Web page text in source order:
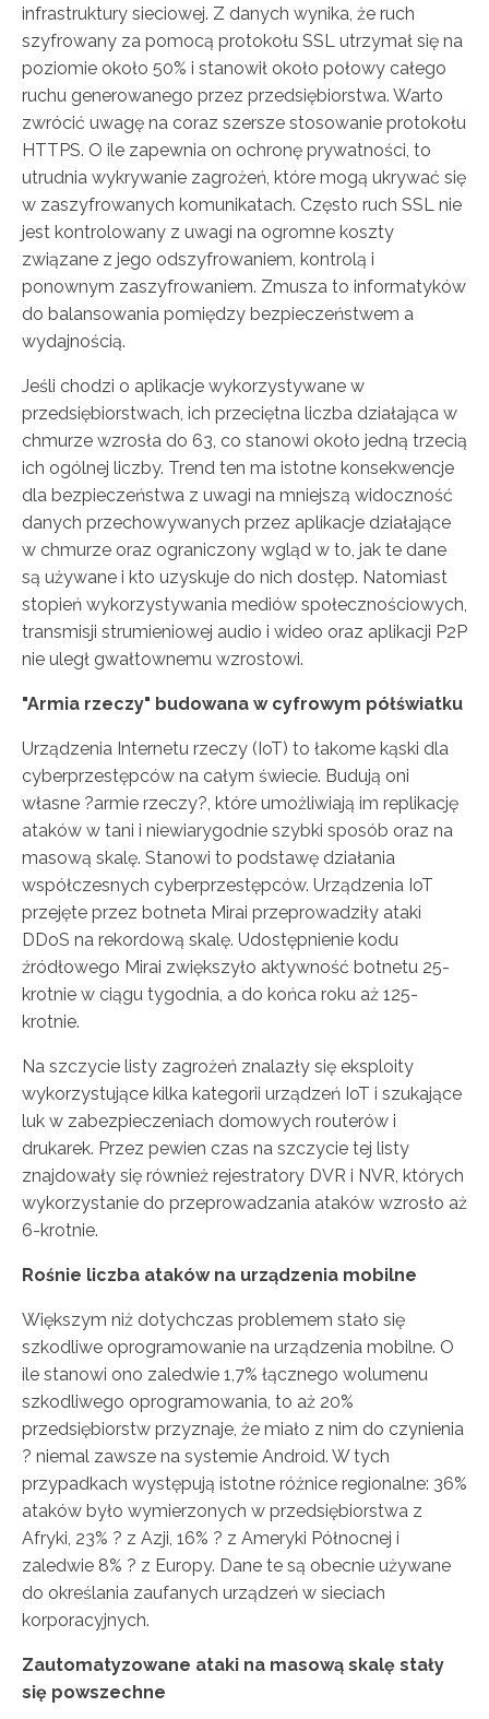
infrastruktury sieciowej. Z danych wynika, że ruch
szyfrowany za pomocą protokołu SSL utrzymał się na
poziomie około 50% i stanowił około połowy całego
ruchu generowanego przez przedsiębiorstwa. Warto
zwrócić uwagę na coraz szersze stosowanie protokołu
HTTPS. O ile zapewnia on ochronę prywatności, to
utrudnia wykrywanie zagrożeń, które mogą ukrywać się
w zaszyfrowanych komunikatach. Często ruch SSL nie
jest kontrolowany z uwagi na ogromne koszty
związane z jego odszyfrowaniem, kontrolą i
ponownym zaszyfrowaniem. Zmusza to informatyków
do balansowania pomiędzy bezpieczeństwem a
wydajnością.
Jeśli chodzi o aplikacje wykorzystywane w
przedsiębiorstwach, ich przeciętna liczba działająca w
chmurze wzrosła do 63, co stanowi około jedną trzecią
ich ogólnej liczby. Trend ten ma istotne konsekwencje
dla bezpieczeństwa z uwagi na mniejszą widoczność
danych przechowywanych przez aplikacje działające
w chmurze oraz ograniczony wgląd w to, jak te dane
są używane i kto uzyskuje do nich dostęp. Natomiast
stopień wykorzystywania mediów społecznościowych,
transmisji strumieniowej audio i wideo oraz aplikacji P2P
nie uległ gwałtownemu wzrostowi.
"Armia rzeczy" budowana w cyfrowym półświatku
Urządzenia Internetu rzeczy (IoT) to łakome kąski dla
cyberprzestępców na całym świecie. Budują oni
własne ?armie rzeczy?, które umożliwiają im replikację
ataków w tani i niewiarygodnie szybki sposób oraz na
masową skalę. Stanowi to podstawę działania
współczesnych cyberprzestępców. Urządzenia IoT
przejęte przez botneta Mirai przeprowadziły ataki
DDoS na rekordową skalę. Udostępnienie kodu
źródłowego Mirai zwiększyło aktywność botnetu 25-
krotnie w ciągu tygodnia, a do końca roku aż 125-
krotnie.
Na szczycie listy zagrożeń znalazły się eksploity
wykorzystujące kilka kategorii urządzeń IoT i szukające
luk w zabezpieczeniach domowych routerów i
drukarek. Przez pewien czas na szczycie tej listy
znajdowały się również rejestratory DVR i NVR, których
wykorzystanie do przeprowadzania ataków wzrosło aż
6-krotnie.
Rośnie liczba ataków na urządzenia mobilne
Większym niż dotychczas problemem stało się
szkodliwe oprogramowanie na urządzenia mobilne. O
ile stanowi ono zaledwie 1,7% łącznego wolumenu
szkodliwego oprogramowania, to aż 20%
przedsiębiorstw przyznaje, że miało z nim do czynienia
? niemal zawsze na systemie Android. W tych
przypadkach występują istotne różnice regionalne: 36%
ataków było wymierzonych w przedsiębiorstwa z
Afryki, 23% ? z Azji, 16% ? z Ameryki Północnej i
zaledwie 8% ? z Europy. Dane te są obecnie używane
do określania zaufanych urządzeń w sieciach
korporacyjnych.
Zautomatyzowane ataki na masową skalę stały
się powszechne